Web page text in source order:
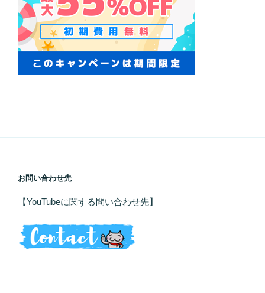
お問い合わせ先
【YouTubeに関する問い合わせ先】